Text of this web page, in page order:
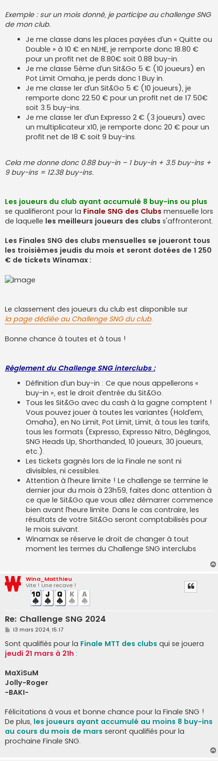
Exemple : sur un mois donné, je participe au challenge SNG
de mon club.
Je me classe dans les places payées d’un « Quitte ou
Double » à 10 € en NLHE, je remporte donc 18.80 €
pour un profit net de 8.80€ soit 0.88 buy-in.
Je me classe 5ème d’un Sit&Go 5 € (10 joueurs) en
Pot Limit Omaha, je perds donc 1 Buy in.
Je me classe 1er d’un Sit&Go 5 € (10 joueurs), je
remporte donc 22.50 € pour un profit net de 17.50€
soit 3.5 buy-ins.
Je me classe 1er d’un Expresso 2 € (3 joueurs) avec
un multiplicateur x10, je remporte donc 20 € pour un
profit net de 18 € soit 9 buy-ins.
Cela me donne donc 0.88 buy-in – 1 buy-in + 3.5 buy-ins +
9 buy-ins = 12.38 buy-ins.
Les joueurs du club ayant accumulé 8 buy-ins ou plus
se qualifieront pour la Finale SNG des Clubs mensuelle lors
de laquelle les meilleurs joueurs des clubs s'affronteront.
Les Finales SNG des clubs mensuelles se joueront tous
les troisièmes jeudis du mois et seront dotées de 1 250
€ de tickets Winamax :
Le classement des joueurs du club est disponible sur
la page dédiée au Challenge SNG du club.
Bonne chance à toutes et à tous !
Règlement du Challenge SNG interclubs :
Définition d’un buy-in : Ce que nous appellerons «
buy-in », est le droit d’entrée du Sit&Go.
Tous les Sit&Go avec du cash à la gagne comptent !
Vous pouvez jouer à toutes les variantes (Hold’em,
Omaha), en No Limit, Pot Limit, Limit, à tous les tarifs,
tous les formats (Expresso, Expresso Nitro, Déglingos,
SNG Heads Up, Shorthanded, 10 joueurs, 30 joueurs,
etc.).
Les tickets gagnés lors de la Finale ne sont ni
divisibles, ni cessibles.
Attention à l’heure limite ! Le challenge se termine le
dernier jour du mois à 23h59, faites donc attention à
ce que le Sit&Go que vous allez démarrer commence
bien avant l’heure limite. Dans le cas contraire, les
résultats de votre Sit&Go seront comptabilisés pour
le mois suivant.
Winamax se réserve le droit de changer à tout
moment les termes du Challenge SNG interclubs
Wina_Matthieu
Vite ! Une recave !
Re: Challenge SNG 2024
M
s
s
a
13 mars 2024, 15:17
Sont qualifiés pour la Finale MTT des clubs qui se jouera
jeudi 21 mars à 21h :
MaXiSuM
Jolly-Roger
-BAKI-
Félicitations à vous et bonne chance pour la Finale SNG !
De plus, les joueurs ayant accumulé au moins 8 buy-ins
au cours du mois de mars seront qualifiés pour la
prochaine Finale SNG.